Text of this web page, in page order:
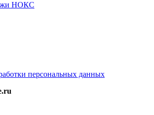
НОКС
персональных данных